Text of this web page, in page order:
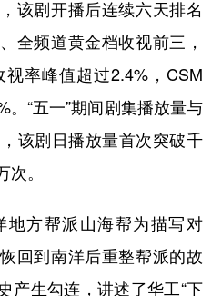
该剧开播后连续六天排名
全频道黄金档收视前三，
率峰值超过2.4%，CSM
。“五一”期间剧集播放量与
该剧日播放量首次突破千
次。
方帮派山海帮为描写对
回到南洋后重整帮派的故
产生勾连，讲述了华工“下